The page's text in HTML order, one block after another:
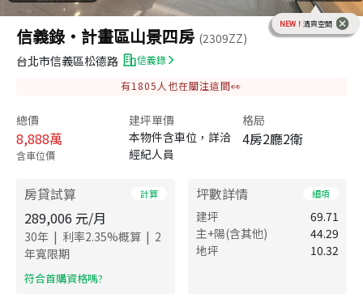
NEW！ 清爽空間
信義錄‧計畫區山景四房 (2309ZZ)
台北市信義區松德路
信義錄
有1805 人也在關注這間👀
總價
8,888萬
含車位價
建坪單價
本物件含車位，詳洽
經紀人員
格局
4房2廳2衛
房貸試算 計算
289,006 元/月
30年 | 利率2.35%概算 | 2
年寬限期
​符合首購資格嗎?
坪數詳情 細項
建坪
69.71
主+陽(含其他)
44.29
地坪
10.32